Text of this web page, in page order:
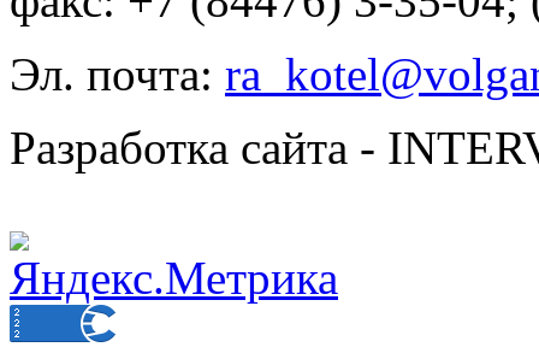
Эл. почта:
Разработка сайта -